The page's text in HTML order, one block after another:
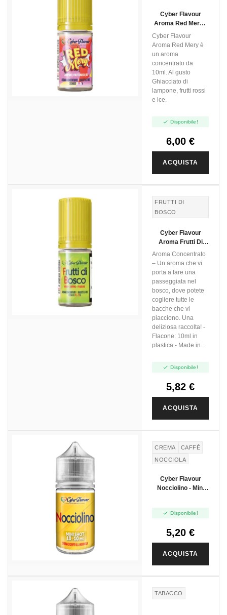
Cyber Flavour
Aroma Red Mery -
10ml
Cyber Flavour
Aroma Red Mery è
un aroma
concentrato da
10ml. Al gusto
Ghiacciato di
lampone, frutti rossi
e ice.
 Disponibile!
6,00 €
ACQUISTA
FRUTTI DI
BOSCO
Cyber Flavour
Aroma Frutti Di
Bosco - 10ml
Aroma Concentrato
– Un aroma che vi
porta a fare una
passeggiata nel
bosco, dove potete
cogliere tutte le
bacche che vi
piacciono. Una
deliziosa raccolta! -
Flacone: 10ml in
plastica - Made in...
 Disponibile!
5,82 €
ACQUISTA
CREMA
CAFFÈ
NOCCIOLA
Cyber Flavour
Nocciolino - Mini
 Disponibile!
5,20 €
ACQUISTA
TABACCO